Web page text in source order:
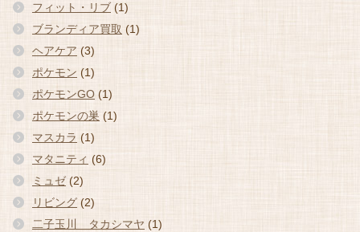
フィット・リブ (1)
ブランディア買取 (1)
ヘアケア (3)
ポケモン (1)
ポケモンGO (1)
ポケモンの巣 (1)
マスカラ (1)
マタニティ (6)
ミュゼ (2)
リビング (2)
二子玉川 タカシマヤ (1)